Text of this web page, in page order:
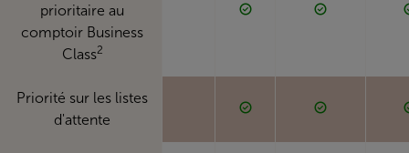
prioritaire au
comptoir Business
Class2
Priorité sur les listes
d'attente